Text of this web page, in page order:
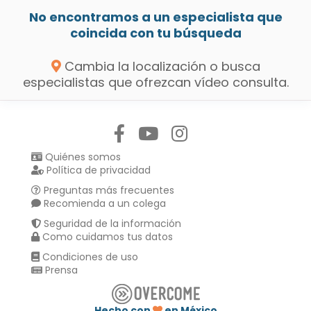
No encontramos a un especialista que
coincida con tu búsqueda
Cambia la localización o busca
especialistas que ofrezcan vídeo consulta.
Quiénes somos
Política de privacidad
Preguntas más frecuentes
Recomienda a un colega
Seguridad de la información
Como cuidamos tus datos
Condiciones de uso
Prensa